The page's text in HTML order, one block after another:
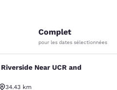
Bien. 1303 commentaires
Complet
pour les dates sélectionnées
Near UCR
Near UCR and
34.43 km